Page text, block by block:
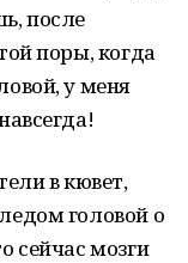
после
поры, когда
у меня
в кювет,
головой о
сейчас мозги